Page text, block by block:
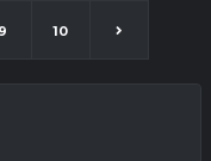
9 10